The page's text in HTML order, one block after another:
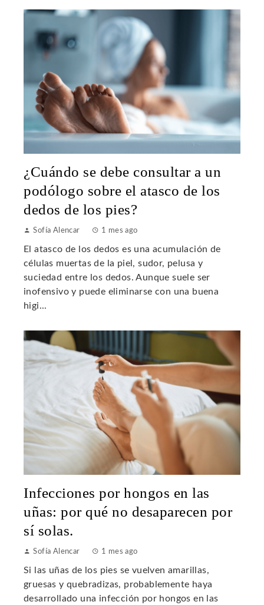
¿Cuándo se debe consultar a un
podólogo sobre el atasco de los
dedos de los pies?
Sofía Alencar 1 mes ago
El atasco de los dedos es una acumulación de
células muertas de la piel, sudor, pelusa y
suciedad entre los dedos. Aunque suele ser
inofensivo y puede eliminarse con una buena
higi...
Infecciones por hongos en las
uñas: por qué no desaparecen por
sí solas.
Sofía Alencar 1 mes ago
Si las uñas de los pies se vuelven amarillas,
gruesas y quebradizas, probablemente haya
desarrollado una infección por hongos en las